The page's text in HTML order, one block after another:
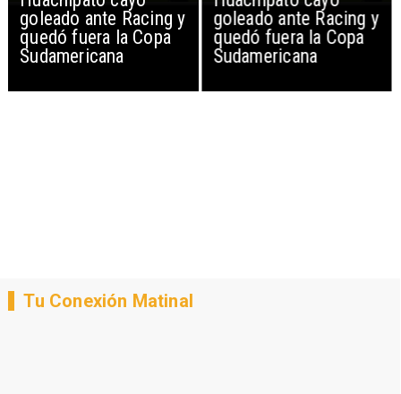
goleado ante Racing y
quedó fuera la Copa
Sudamericana
goleado ante Racing y
quedó fuera la Copa
Sudamericana
Tu Conexión Matinal